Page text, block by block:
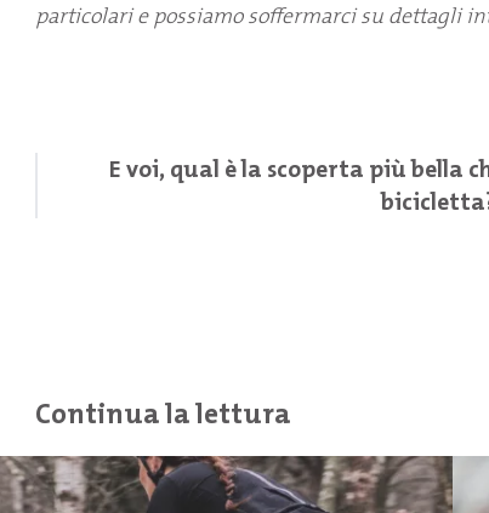
particolari e possiamo soffermarci su dettagli
E voi, qual è la scoperta più bella
Continua la lettura